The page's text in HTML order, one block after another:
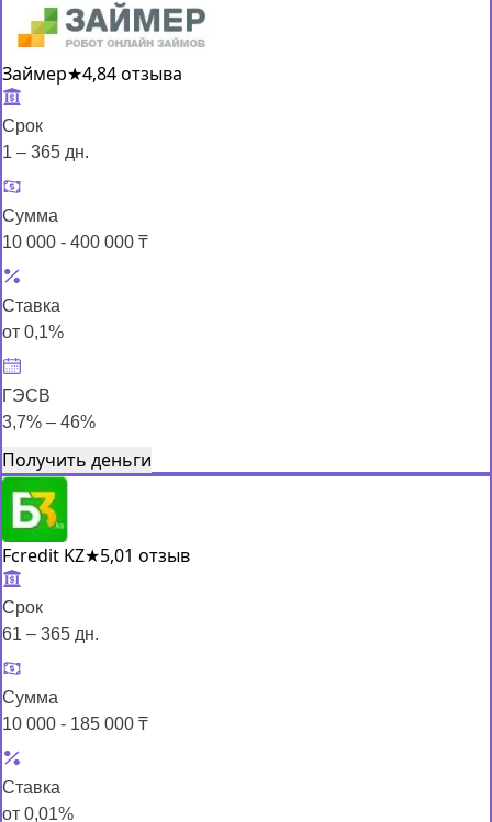
Займер★4,84 отзыва
Срок
1 – 365 дн.
Сумма
10 000 - 400 000 ₸
Ставка
от 0,1%
ГЭСВ
3,7% – 46%
Получить деньги
Fcredit KZ★5,01 отзыв
Срок
61 – 365 дн.
Сумма
10 000 - 185 000 ₸
Ставка
от 0,01%